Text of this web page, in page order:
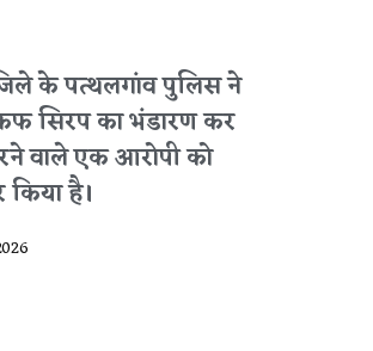
के पत्थलगांव पुलिस ने
सिरप का भंडारण कर
वाले एक आरोपी को
किया है।